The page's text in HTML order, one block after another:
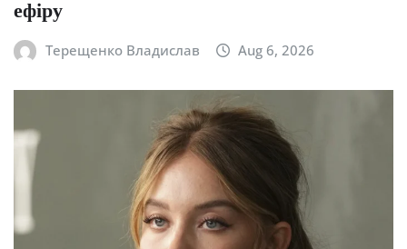
ефіру
Терещенко Владислав Aug 6, 2026